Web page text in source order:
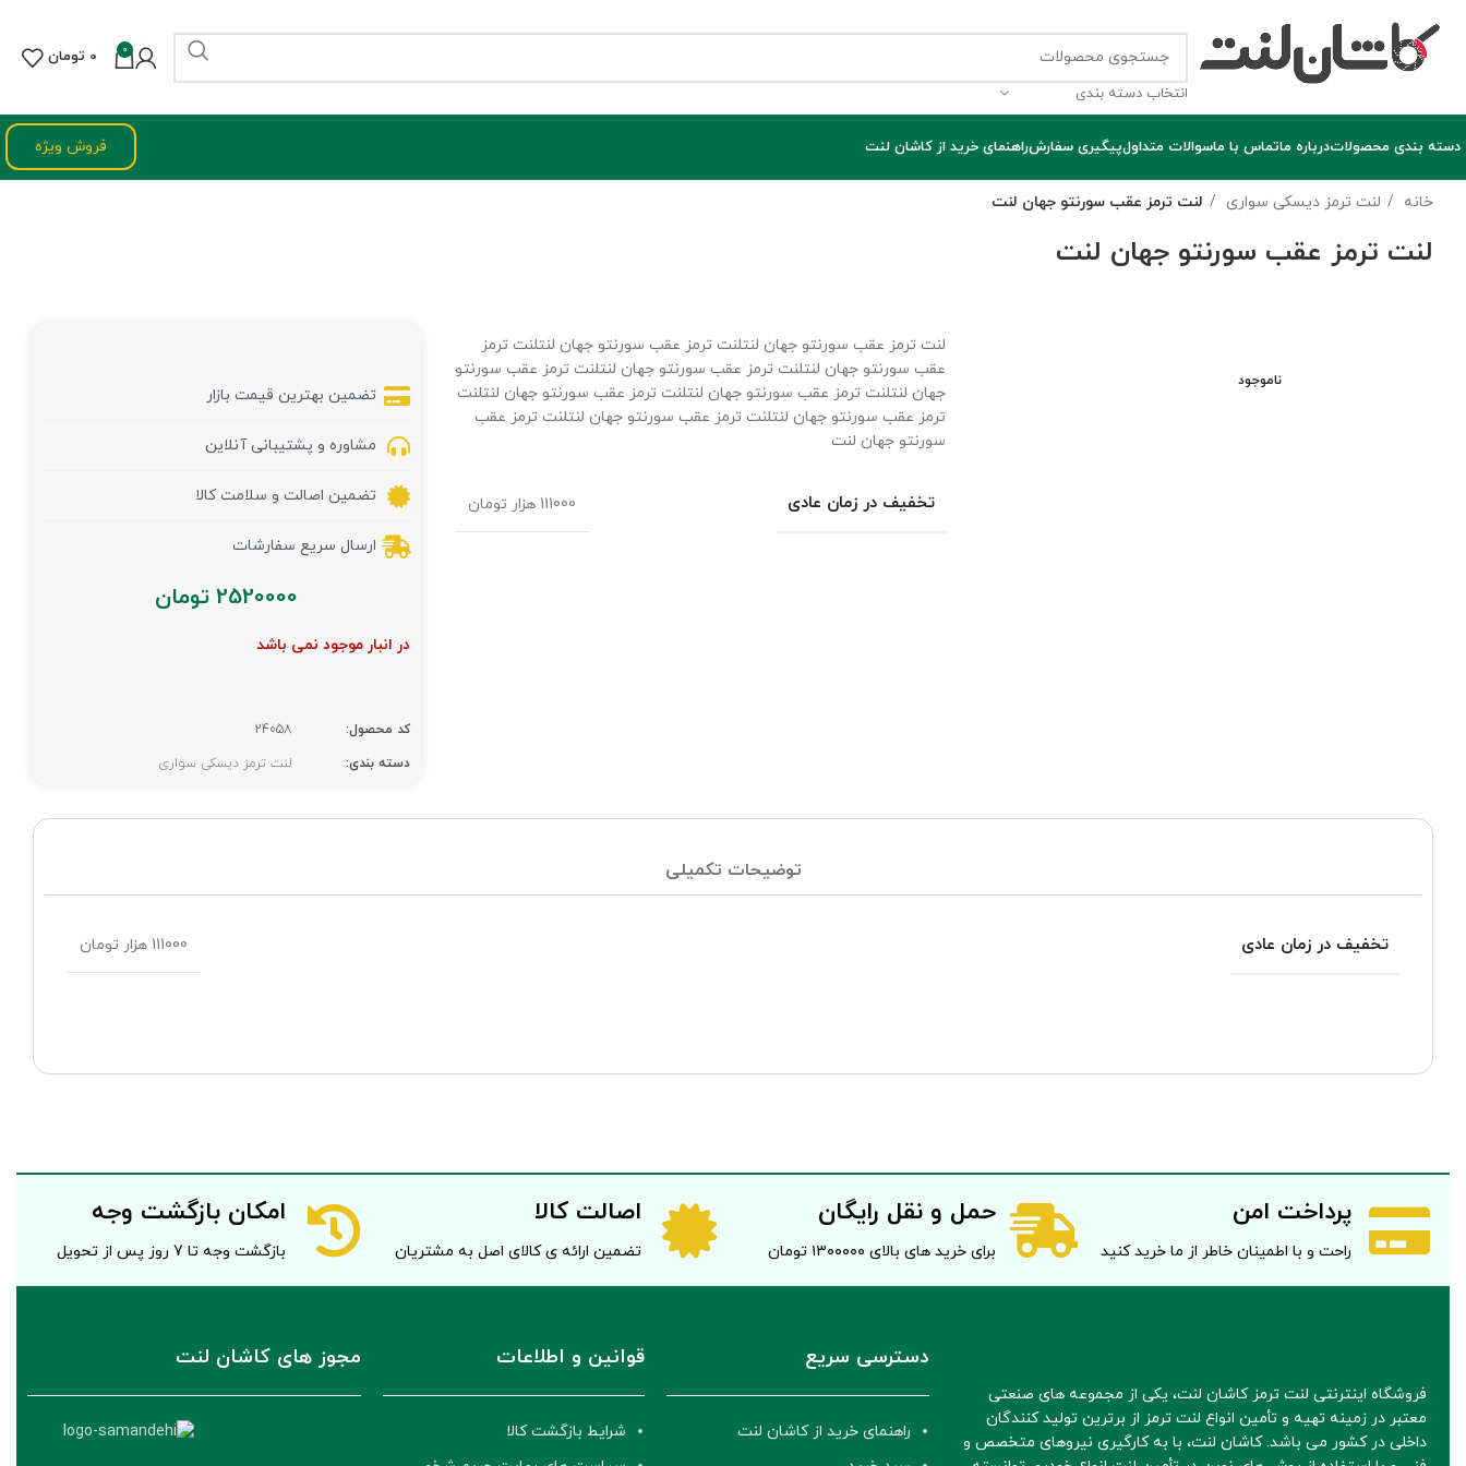
انتخاب دسته بندی
0
0 تومان
دسته بندی محصولاتدرباره ماتماس با ماسوالات متداولپیگیری سفارشراهنمای خرید از کاشان لنت فروش ویژه
خانه لنت ترمز دیسکی سواری لنت ترمز عقب سورنتو جهان لنت
لنت ترمز عقب سورنتو جهان لنت
ناموجود
لنت ترمز عقب سورنتو جهان لنتلنت ترمز عقب سورنتو جهان لنتلنت ترمز
عقب سورنتو جهان لنتلنت ترمز عقب سورنتو جهان لنتلنت ترمز عقب سورنتو
جهان لنتلنت ترمز عقب سورنتو جهان لنتلنت ترمز عقب سورنتو جهان لنتلنت
ترمز عقب سورنتو جهان لنتلنت ترمز عقب سورنتو جهان لنتلنت ترمز عقب
سورنتو جهان لنت
تخفیف در زمان عادی 111000 هزار تومان
تضمین بهترین قیمت بازار
مشاوره و پشتیبانی آنلاین
تضمین اصالت و سلامت کالا
ارسال سریع سفارشات
2520000 تومان
در انبار موجود نمی باشد
کد محصول:
24058
دسته بندی:
لنت ترمز دیسکی سواری
توضیحات تکمیلی
تخفیف در زمان عادی 111000 هزار تومان
پرداخت امن
راحت و با اطمینان خاطر از ما خرید کنید
حمل و نقل رایگان
برای خرید های بالای ۱۳۰۰۰۰۰ تومان
اصالت کالا
تضمین ارائه ی کالای اصل به مشتریان
امکان بازگشت وجه
بازگشت وجه تا 7 روز پس از تحویل
فروشگاه اینترنتی لنت ترمز کاشان لنت، یکی از مجموعه های صنعتی
معتبر در زمینه تهیه و تأمین انواع لنت ترمز از برترین تولید کنندگان
داخلی در کشور می باشد. کاشان لنت، با به کارگیری نیروهای متخصص و
دسترسی سریع
راهنمای خرید از کاشان لنت
قوانین و اطلاعات
شرایط بازگشت کالا
مجوز های کاشان لنت